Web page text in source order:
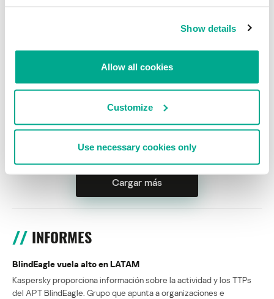
Show details
Allow all cookies
Customize
Use necessary cookies only
KIRILL KRUGLOV
Cargar más
INFORMES
BlindEagle vuela alto en LATAM
Kaspersky proporciona información sobre la actividad y los TTPs
del APT BlindEagle. Grupo que apunta a organizaciones e